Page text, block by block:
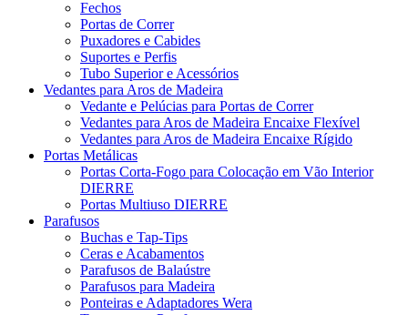
Fechos
Portas de Correr
Puxadores e Cabides
Suportes e Perfis
Tubo Superior e Acessórios
Vedantes para Aros de Madeira
Vedante e Pelúcias para Portas de Correr
Vedantes para Aros de Madeira Encaixe Flexível
Vedantes para Aros de Madeira Encaixe Rígido
Portas Metálicas
Portas Corta-Fogo para Colocação em Vão Interior
DIERRE
Portas Multiuso DIERRE
Parafusos
Buchas e Tap-Tips
Ceras e Acabamentos
Parafusos de Balaústre
Parafusos para Madeira
Ponteiras e Adaptadores Wera